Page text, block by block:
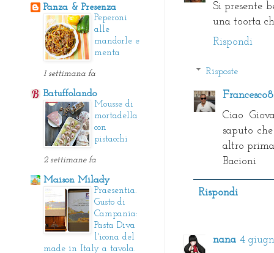
Si presente
una toorta
Rispondi
Risposte
Ciao
saputo
altro
Bacioni
Rispondi
nana 4
Panza & Presenza
Peperoni
alle
mandorle e
menta
1 settimana fa
Batuffolando
Mousse di
mortadella
con
pistacchi
2 settimane fa
Maison Milady
Praesentia.
Gusto di
Campania:
Pasta Diva
l'icona del
made in Italy a tavola.